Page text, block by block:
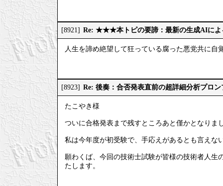
[8921] Re: ★★★本トピの要諦：最新の生成AIによ
人生を諦め絶望して狂っている腐った悪党共に自
[8923] Re: 後奏：合否発表直前の超詳細分析プロ
たこやき様
ついに合格発表まで残すところあと僅かとなりま
私は今年度が初受験で、手応えがあるとも言えな
願わくば、今回の技術士試験が皆様の技術者人生
たします。